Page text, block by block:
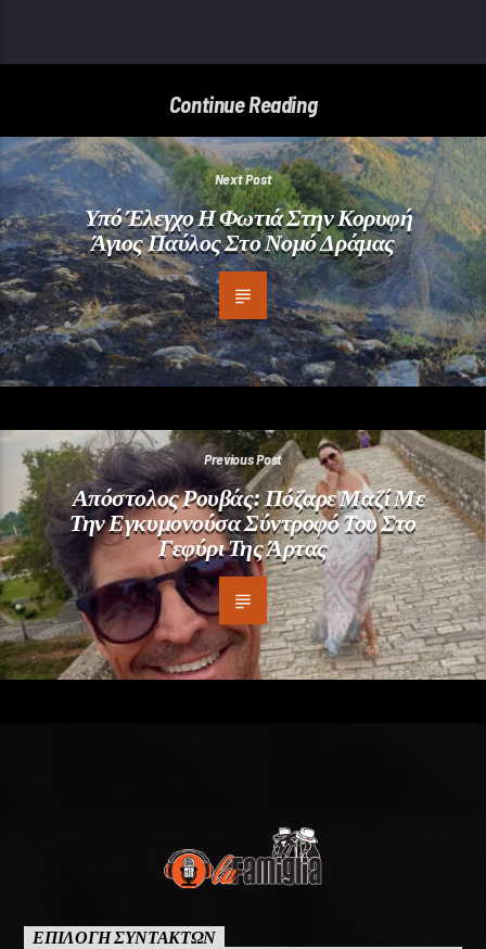
Continue Reading
Next Post
Υπό Έλεγχο Η Φωτιά Στην Κορυφή
Άγιος Παύλος Στο Νομό Δράμας
Previous Post
Απόστολος Ρουβάς: Πόζαρε Μαζί Με
Την Εγκυμονούσα Σύντροφό Του Στο
Γεφύρι Της Άρτας
ΕΠΙΛΟΓΗ ΣΥΝΤΑΚΤΩΝ